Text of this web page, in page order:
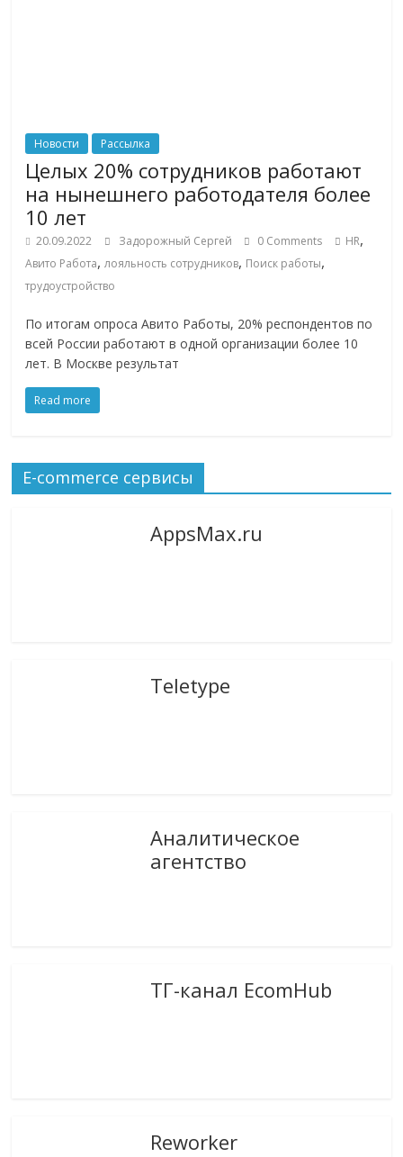
Новости Рассылка
Целых 20% сотрудников работают
на нынешнего работодателя более
10 лет
20.09.2022 Задорожный Сергей 0 Comments HR,
Авито Работа,лояльность сотрудников, Поиск работы,
трудоустройство
По итогам опроса Авито Работы, 20% респондентов по
всей России работают в одной организации более 10
лет. В Москве результат
Read more
E-commerce сервисы
AppsMax.ru
Teletype
Аналитическое
агентство
ТГ-канал EcomHub
Reworker